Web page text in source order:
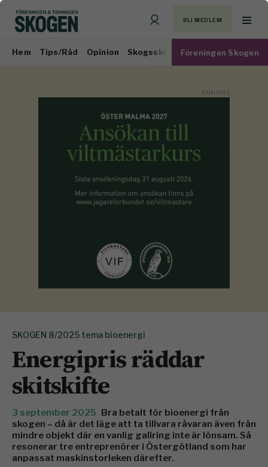
BLI MEDLEM
Hem Tips/Råd Opinion Skogsskötsel Virkesmarknad
Föreningen Skogen
SKOGEN 8/2025 tema bioenergi
Energipris räddar
skitskifte
3 september 2025 Bra betalt för bioenergi från
skogen – då är det läge att ta tillvara råvaran även från
mindre ­objekt där en vanlig gallring inte är lönsam. Så
resonerar tre entreprenörer i Östergötland som har
anpassat maskinstorleken därefter.